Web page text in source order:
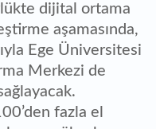
dijital ortama
aşamasında,
Ege Üniversitesi
Merkezi de
fazla el